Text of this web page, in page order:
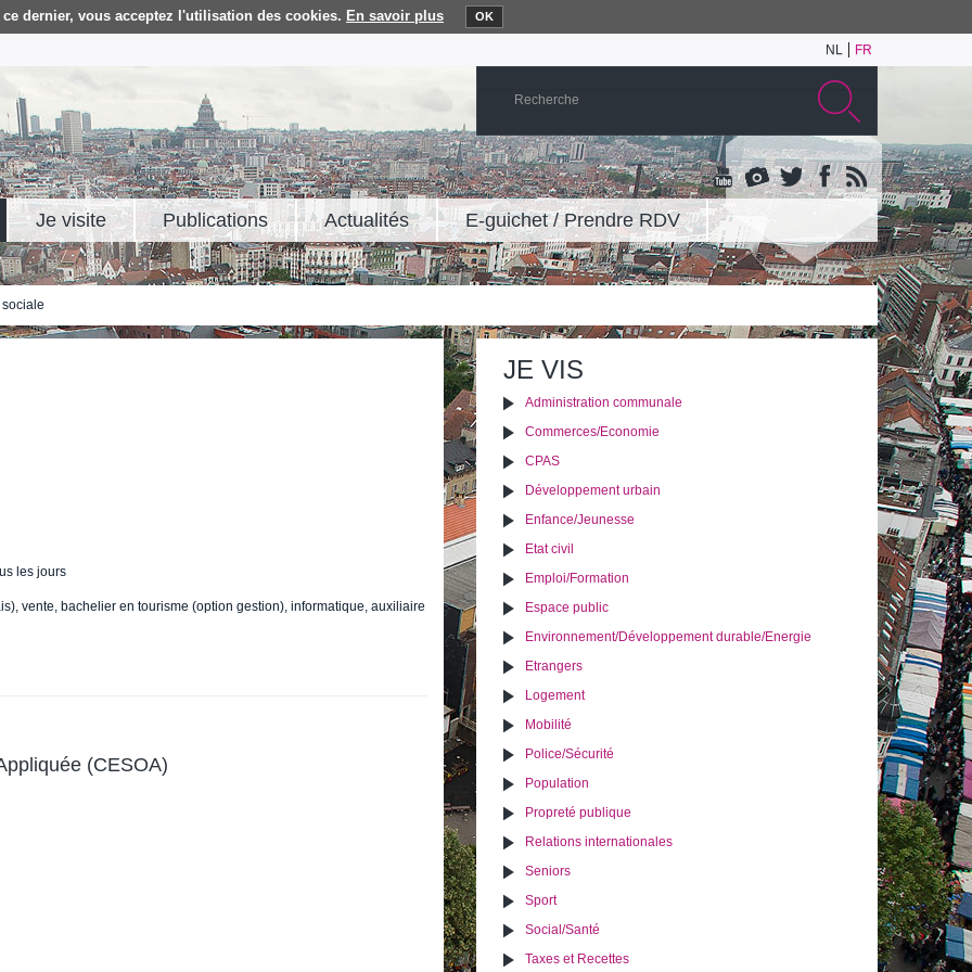
dernier, vous acceptez l'utilisation des cookies. En savoir plus OK
NL FR
Je visite Publications Actualités E-guichet / Prendre RDV
les jours
vente, bachelier en tourisme (option gestion), informatique, auxiliaire
(CESOA)
JE VIS
Administration communale
Commerces/Economie
CPAS
Développement urbain
Enfance/Jeunesse
Etat civil
Emploi/Formation
Espace public
Environnement/Développement durable/Energie
Etrangers
Logement
Mobilité
Police/Sécurité
Population
Propreté publique
Relations internationales
Seniors
Sport
Social/Santé
Taxes et Recettes